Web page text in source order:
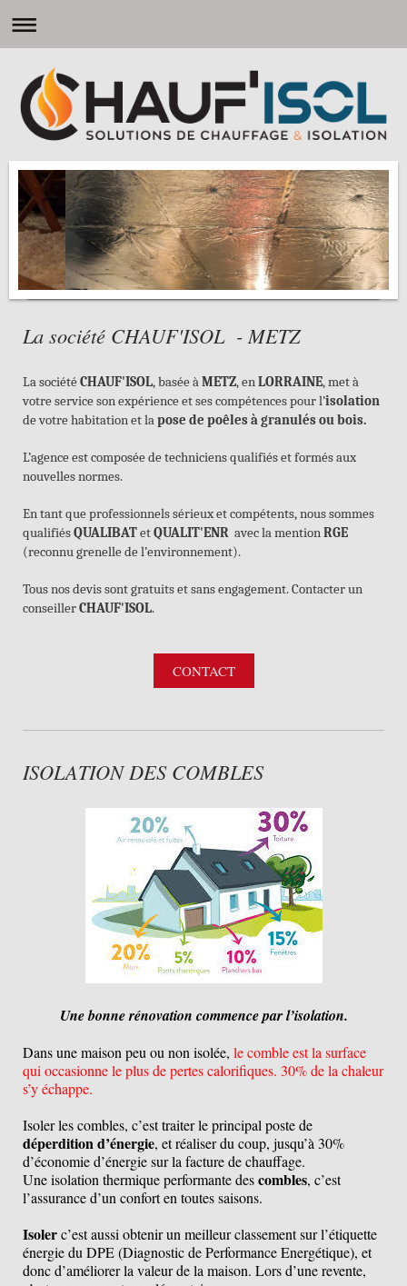
La société CHAUF'ISOL - METZ
La sociétéCHAUF'ISOL, basée àMETZ, enLORRAINE, met à
votre service son expérience et ses compétences pour l’isolation
de votre habitation et lapose de poêles à granulés ou bois.
L’agence est composée de techniciens qualifiés et formés aux
nouvelles normes.
En tant que professionnels sérieux et compétents, nous sommes
qualifiésQUALIBATetQUALIT'ENR avec la mentionRGE
(reconnu grenelle de l’environnement).
Tous nos devis sont gratuits et sans engagement. Contacter un
conseillerCHAUF'ISOL.
CONTACT
ISOLATION DES COMBLES
Une bonne rénovation commence par l’isolation.
Dans une maison peu ou non isolée, le comble est la surface
qui occasionne le plus de pertes calorifiques. 30% de la chaleur
s’y échappe.
Isoler les combles, c’est traiter le principal poste de
déperdition d’énergie, et réaliser du coup, jusqu’à 30%
d’économie d’énergie sur la facture de chauffage.
Une isolation thermique performante descombles, c’est
l’assurance d’un confort en toutes saisons.
Isolerc’est aussi obtenir un meilleur classement sur l’étiquette
énergie du DPE (Diagnostic de Performance Energétique), et
donc d’améliorer la valeur de la maison. Lors d’une revente,